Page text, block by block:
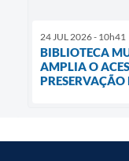
24 JUL 2026 - 10h41
BIBLIOTECA
AMPLIA O